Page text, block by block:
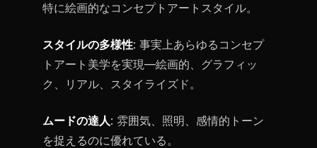
特に絵画的なコンセプトアートスタイル。
スタイルの多様性: 事実上あらゆるコンセプ
トアート美学を実現—絵画的、グラフィッ
ク、リアル、スタイライズド。
ムードの達人: 雰囲気、照明、感情的トーン
を捉えるのに優れている。